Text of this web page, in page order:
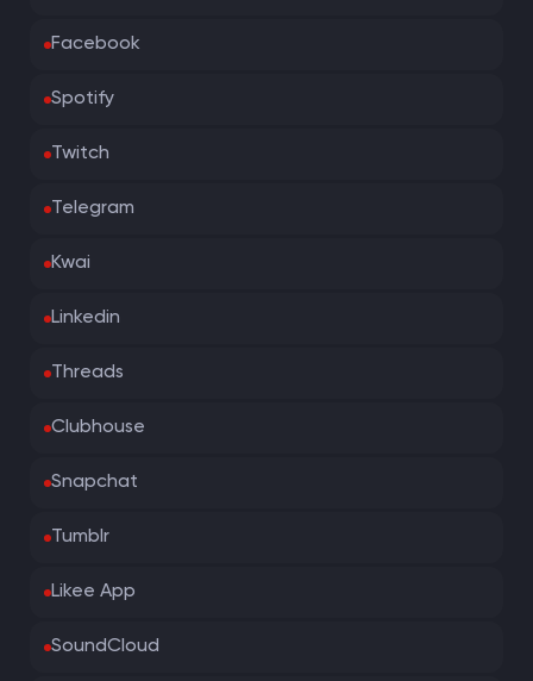
Facebook
Spotify
Twitch
Telegram
Kwai
Linkedin
Threads
Clubhouse
Snapchat
Tumblr
Likee App
SoundCloud